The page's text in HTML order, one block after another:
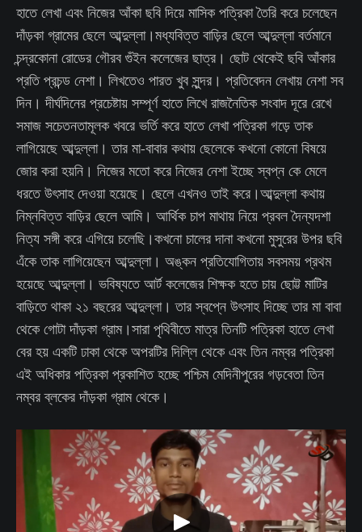
হাতে লেখা এবং নিজের আঁকা ছবি দিয়ে মাসিক পত্রিকা তৈরি করে চলেছেন
দাঁড়কা গ্রামের ছেলে আব্দুল্লা।মধ্যবিত্ত বাড়ির ছেলে আব্দুল্লা বর্তমানে
চন্দ্রকোনা রোডের গৌরব গুঁইন কলেজের ছাত্র। ছোট থেকেই ছবি আঁকার
প্রতি প্রচন্ড নেশা। লিখতেও পারত খুব সুন্দর। প্রতিবেদন লেখায় নেশা সব
দিন। দীর্ঘদিনের প্রচেষ্টায় সম্পূর্ণ হাতে লিখে রাজনৈতিক সংবাদ দূরে রেখে
সমাজ সচেতনতামূলক খবরে ভর্তি করে হাতে লেখা পত্রিকা গড়ে তাক
লাগিয়েছে আব্দুল্লা। তার মা-বাবার কথায় ছেলেকে কখনো কোনো বিষয়ে
জোর করা হয়নি। নিজের মতো করে নিজের নেশা ইচ্ছে স্বপ্ন কে মেলে
ধরতে উৎসাহ দেওয়া হয়েছে। ছেলে এখনও তাই করে।আব্দুল্লা কথায়
নিম্নবিত্ত বাড়ির ছেলে আমি। আর্থিক চাপ মাথায় নিয়ে প্রবল দৈন্যদশা
নিত্য সঙ্গী করে এগিয়ে চলেছি।কখনো চালের দানা কখনো মুসুরের উপর ছবি
এঁকে তাক লাগিয়েছেন আব্দুল্লা। অঙ্কন প্রতিযোগিতায় সবসময় প্রথম
হয়েছে আব্দুল্লা। ভবিষ্যতে আর্ট কলেজের শিক্ষক হতে চায় ছোট্ট মাটির
বাড়িতে থাকা ২১ বছরের আব্দুল্লা। তার স্বপ্নে উৎসাহ দিচ্ছে তার মা বাবা
থেকে গোটা দাঁড়কা গ্রাম।সারা পৃথিবীতে মাত্র তিনটি পত্রিকা হাতে লেখা
বের হয় একটি ঢাকা থেকে অপরটির দিল্লি থেকে এবং তিন নম্বর পত্রিকা
এই অধিকার পত্রিকা প্রকাশিত হচ্ছে পশ্চিম মেদিনীপুরের গড়বেতা তিন
নম্বর ব্লকের দাঁড়কা গ্রাম থেকে।